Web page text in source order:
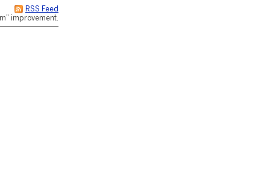
RSS Feed
improvement.